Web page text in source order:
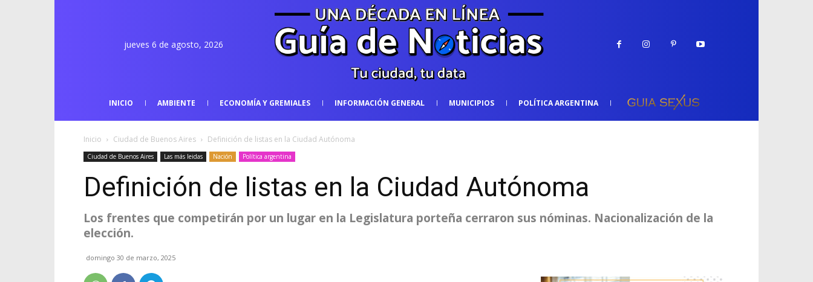
jueves 6 de agosto, 2026
INICIO AMBIENTE ECONOMÍA Y GREMIALES INFORMACIÓN GENERAL MUNICIPIOS POLÍTICA ARGENTINA
Inicio Ciudad de Buenos Aires Definición de listas en la Ciudad Autónoma
Ciudad de Buenos Aires Las más leidas Nación Política argentina
Definición de listas en la Ciudad Autónoma
Los frentes que competirán por un lugar en la Legislatura porteña cerraron sus nóminas. Nacionalización de la
elección.
domingo 30 de marzo, 2025